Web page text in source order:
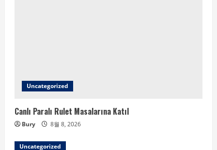
Uncategorized
Canlı Paralı Rulet Masalarına Katıl
Bury 8월 8, 2026
Uncategorized